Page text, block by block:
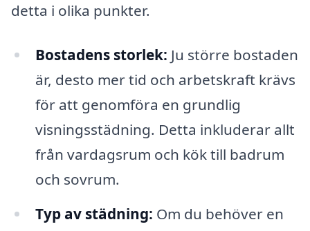
detta i olika punkter.
Bostadens storlek: Ju större bostaden
är, desto mer tid och arbetskraft krävs
för att genomföra en grundlig
visningsstädning. Detta inkluderar allt
från vardagsrum och kök till badrum
och sovrum.
Typ av städning: Om du behöver en